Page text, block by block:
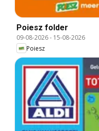
Poiesz folder
09-08-2026- 15-08-2026
Poiesz